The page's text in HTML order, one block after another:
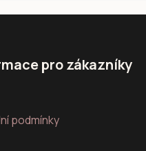
pro zákazníky
podmínky